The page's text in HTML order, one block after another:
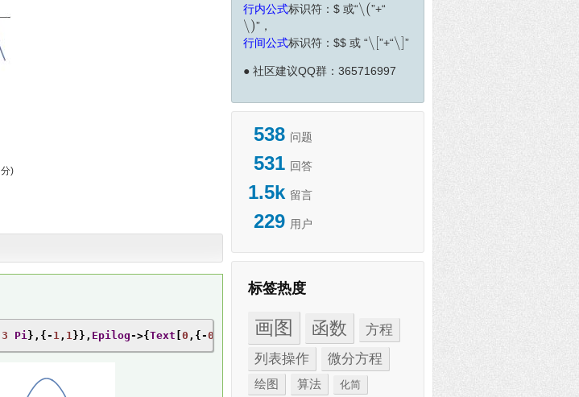
行内公式标识符： $ 或“∖(
∖ ( ”+“
∖)
∖ ) ”，
行间公式标识符： $$ 或 “∖
∖ ”+“∖
∖ ”
● 社区建议QQ群：365716997
538 问题
531 回答
1.5k 留言
229 用户
标签热度
画图 函数
方程
列表操作
微分方程
绘图 算法 化简
分)
3 Pi },{- 1 , 1 }}, Epilog ->{Text [0 ,{-0.1 0.1}]}]